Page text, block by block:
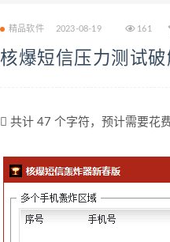
精品软件 2023-08-19 161
核爆短信压力测试破
共计 47 个字符，预计需要花